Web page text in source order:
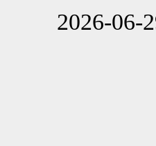
2026-06-